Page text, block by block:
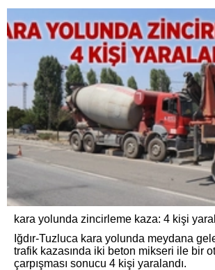
kara yolunda zincirleme kaza: 4 kişi
Iğdır-Tuzluca kara yolunda meydana
trafik kazasında iki beton mikseri ile bir
çarpışması sonucu 4 kişi yaralandı.